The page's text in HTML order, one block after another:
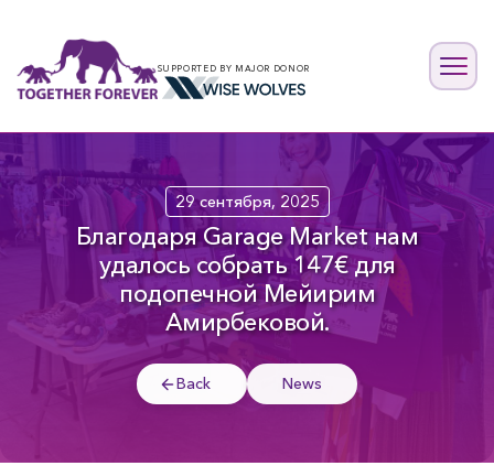
SUPPORTED BY MAJOR DONOR
29 сентября, 2025
Благодаря Garage Market нам
удалось собрать 147€ для
подопечной Мейирим
Амирбековой.
Back News